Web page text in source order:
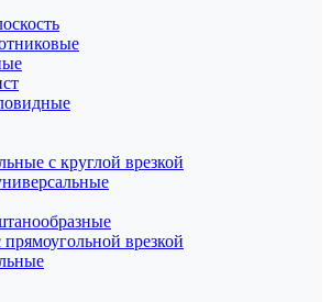
с круглой врезкой
врезкой